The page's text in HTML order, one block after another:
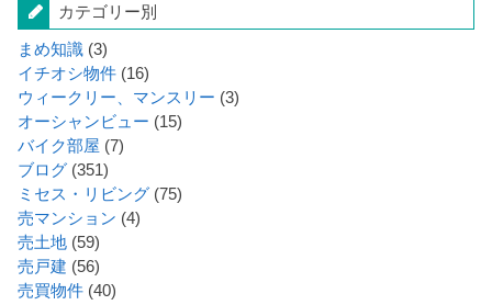
カテゴリー別
まめ知識 (3)
イチオシ物件 (16)
ウィークリー、マンスリー (3)
オーシャンビュー (15)
バイク部屋 (7)
ブログ (351)
ミセス・リビング (75)
売マンション (4)
売土地 (59)
売戸建 (56)
売買物件 (40)